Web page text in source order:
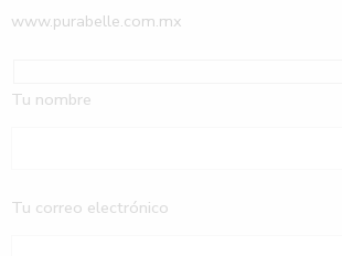
www.purabelle.com.mx
Tu nombre
Tu correo electrónico